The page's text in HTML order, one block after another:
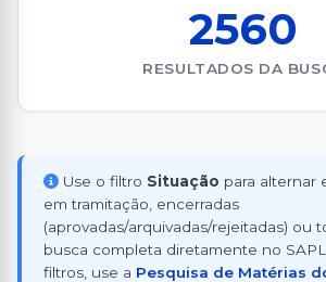
2560
RESULTADOS DA
Use o filtro Situação para alternar
em tramitação, encerradas
(aprovadas/arquivadas/rejeitadas) ou
busca completa diretamente no
filtros, use a Pesquisa de Matérias